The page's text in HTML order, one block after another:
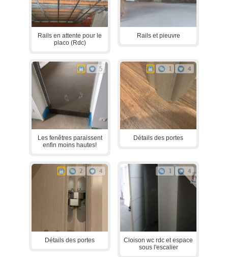
Rails en attente pour le
placo (Rdc)
Rails et pieuvre
5
Les fenêtres paraissent
enfin moins hautes!
1 4
Détails des portes
2 4
Détails des portes
1 4
Cloison wc rdc et espace
sous l'escalier